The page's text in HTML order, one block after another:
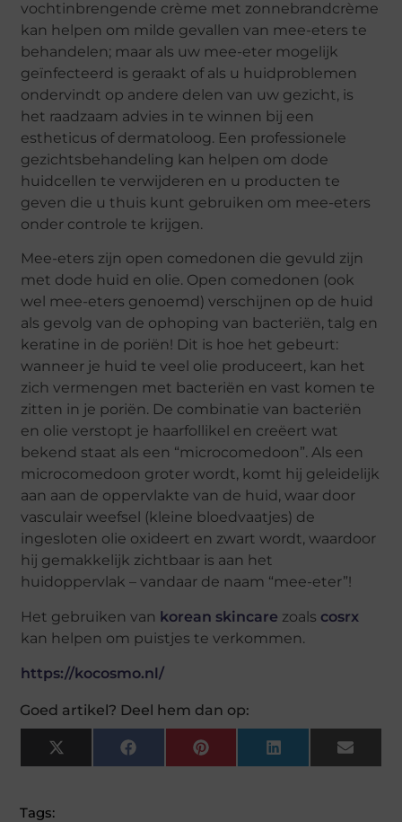
vochtinbrengende crème met zonnebrandcrème
kan helpen om milde gevallen van mee-eters te
behandelen; maar als uw mee-eter mogelijk
geïnfecteerd is geraakt of als u huidproblemen
ondervindt op andere delen van uw gezicht, is
het raadzaam advies in te winnen bij een
estheticus of dermatoloog. Een professionele
gezichtsbehandeling kan helpen om dode
huidcellen te verwijderen en u producten te
geven die u thuis kunt gebruiken om mee-eters
onder controle te krijgen.
Mee-eters zijn open comedonen die gevuld zijn
met dode huid en olie. Open comedonen (ook
wel mee-eters genoemd) verschijnen op de huid
als gevolg van de ophoping van bacteriën, talg en
keratine in de poriën! Dit is hoe het gebeurt:
wanneer je huid te veel olie produceert, kan het
zich vermengen met bacteriën en vast komen te
zitten in je poriën. De combinatie van bacteriën
en olie verstopt je haarfollikel en creëert wat
bekend staat als een “microcomedoon”. Als een
microcomedoon groter wordt, komt hij geleidelijk
aan aan de oppervlakte van de huid, waar door
vasculair weefsel (kleine bloedvaatjes) de
ingesloten olie oxideert en zwart wordt, waardoor
hij gemakkelijk zichtbaar is aan het
huidoppervlak – vandaar de naam “mee-eter”!
Het gebruiken van korean skincare zoals cosrx
kan helpen om puistjes te verkommen.
https://kocosmo.nl/
Goed artikel? Deel hem dan op:
X
(Twitter)
Facebook Pinterest LinkedIn Email
Tags: